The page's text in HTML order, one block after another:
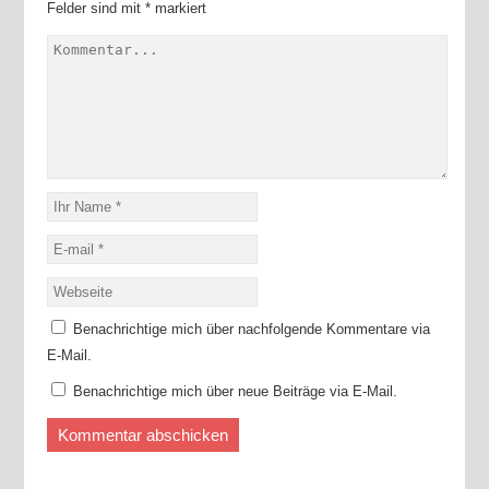
Felder sind mit *markiert
Benachrichtige mich über nachfolgende Kommentare via
E-Mail.
Benachrichtige mich über neue Beiträge via E-Mail.